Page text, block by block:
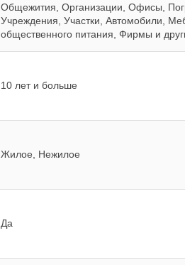
Общежития, Организации, Офисы,
Учреждения, Участки, Автомобили,
общественного питания, Фирмы и
10 лет и больше
Жилое, Нежилое
Да